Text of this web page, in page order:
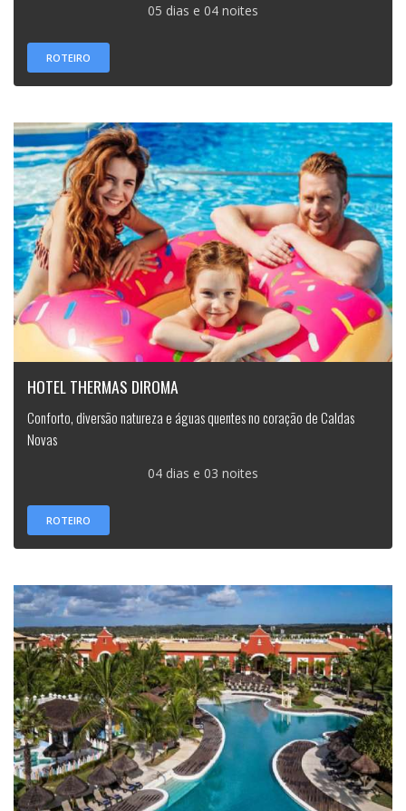
05 dias e 04 noites
ROTEIRO
HOTEL THERMAS DIROMA
Conforto, diversão natureza e águas quentes no coração de Caldas
Novas
04 dias e 03 noites
ROTEIRO